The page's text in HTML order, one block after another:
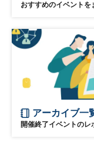
おすすめのイベントを
アーカイブ一
開催終了イベントのレ